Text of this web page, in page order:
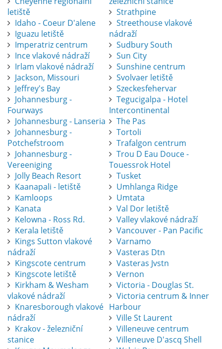
letiště
Idaho - Coeur D'alene
Iguazu letiště
Imperatriz centrum
Ince vlakové nádraží
Irlam vlakové nádraží
Jackson, Missouri
Jeffrey's Bay
Johannesburg -
Fourways
Johannesburg - Lanseria
Johannesburg -
Potchefstroom
Johannesburg -
Vereeniging
Jolly Beach Resort
Kaanapali - letiště
Kamloops
Kanata
Kelowna - Ross Rd.
Kerala letiště
Kings Sutton vlakové
nádraží
Kingscote centrum
Kingscote letiště
Kirkham & Wesham
vlakové nádraží
Knaresborough vlakové
nádraží
Krakov - železniční
stanice
Strathpine
Streethouse vlakové
nádraží
Sudbury South
Sun City
Sunshine centrum
Svolvaer letiště
Szeckesfehervar
Tegucigalpa - Hotel
Intercontinental
The Pas
Tortoli
Trafalgon centrum
Trou D Eau Douce -
Touessrok Hotel
Tusket
Umhlanga Ridge
Umtata
Val Dor letiště
Valley vlakové nádraží
Vancouver - Pan Pacific
Varnamo
Vasteras Dtn
Vasteras Jvstn
Vernon
Victoria - Douglas St.
Victoria centrum & Inner
Harbour
Ville St Laurent
Villeneuve centrum
Villeneuve D'ascq Shell